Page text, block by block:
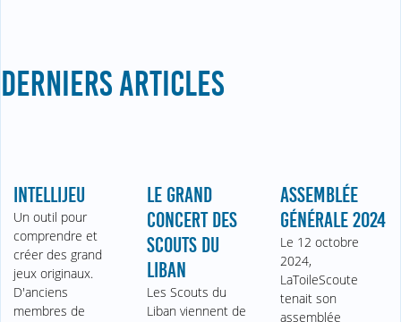
DERNIERS ARTICLES
INTELLIJEU
Un outil pour
comprendre et
créer des grand
jeux originaux.
D'anciens
membres de
LE GRAND
CONCERT DES
SCOUTS DU
LIBAN
Les Scouts du
Liban viennent de
ASSEMBLÉE
GÉNÉRALE 2024
Le 12 octobre
2024,
LaToileScoute
tenait son
assemblée